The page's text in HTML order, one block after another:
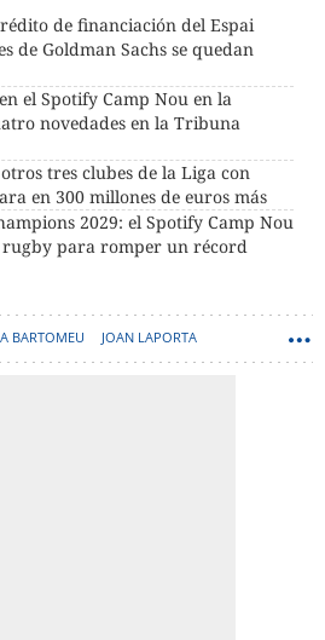
de financiación del Espai
de Goldman Sachs se quedan
el Spotify Camp Nou en la
novedades en la Tribuna
tres clubes de la Liga con
en 300 millones de euros más
2029: el Spotify Camp Nou
para romper un récord
BARTOMEU JOAN LAPORTA